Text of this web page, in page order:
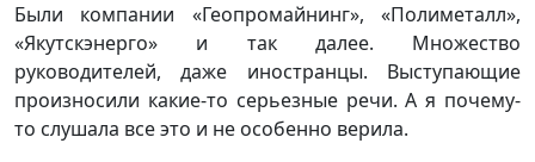
Были компании «Геопромайнинг», «Полиметалл»,
«Якутскэнерго» и так далее. Множество
руководителей, даже иностранцы. Выступающие
произносили какие-то серьезные речи. А я почему-
то слушала все это и не особенно верила.